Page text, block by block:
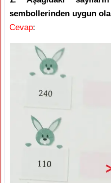
sembollerinden uygun
Cevap: